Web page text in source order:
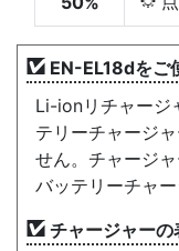
EN-EL18dをご
Li-ionリチャージ
テリーチャージ
せん。チャージ
バッテリーチャ
チャージャー